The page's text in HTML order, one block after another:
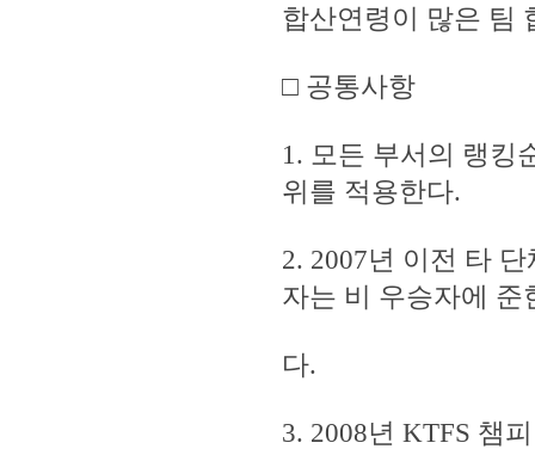
합산연령이 많은 팀
□ 공통사항
1. 모든 부서의 랭킹
위를 적용한다.
2. 2007년 이전 타
자는 비 우승자에 준
다.
3. 2008년 KTFS 챔